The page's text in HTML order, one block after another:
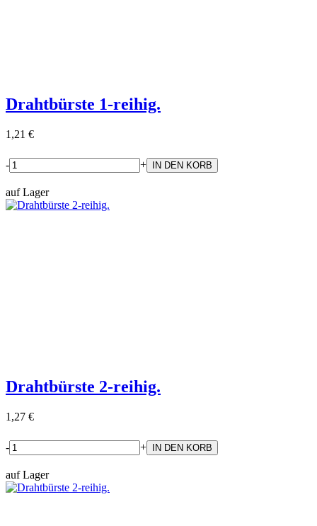
Drahtbürste 1-reihig.
1,21 €
- +
auf Lager
Drahtbürste 2-reihig.
1,27 €
- +
auf Lager